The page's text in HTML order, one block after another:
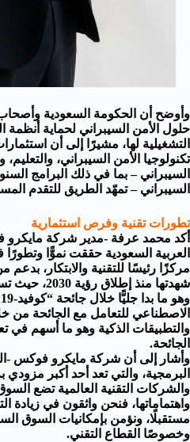
وأوضح أن الحكومة السعودية
حلول الأمن السيبراني لحماية أنظمة
التشغيلية لها، مشيرًا إلى أن
تكنولوجيا الأمن السيبراني،
السيبراني – بما في ذلك البرامج
السيبراني – تمهّد الطريق للتقدم
تطورات تقنية وفرص استثمارية
أكد محمد عرفة -مدير شركة مايكرو
العربية السعودية حققت نموًّا
مركزًا رئيسًا للتقنية والابتكار، بدعم
شهدتها منذ
الاصطناعي للتعامل مع الجائحة من
والتطبيقات الذكية وهو ما أسهم في
الجائحة.
وأشار إلى أن شركة مايكرو فوكس -
البرمجية، والتي تعد أحد أكبر
والشركات التقنية العالمية تضع
واهتماماتها، فنحن واثقون في زيادة
مستقبلًا، ونؤمن بإمكانيات السوق
وخصوصًا القطاع التقني.